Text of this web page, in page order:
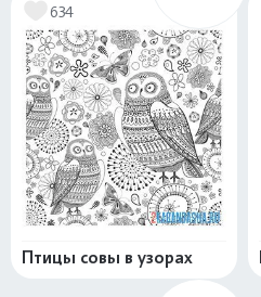
634
Птицы совы в узорах